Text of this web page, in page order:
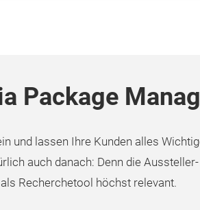
Package
und lassen Ihre Kunden alles
auch danach: Denn die
Recherchetool höchst relevant.